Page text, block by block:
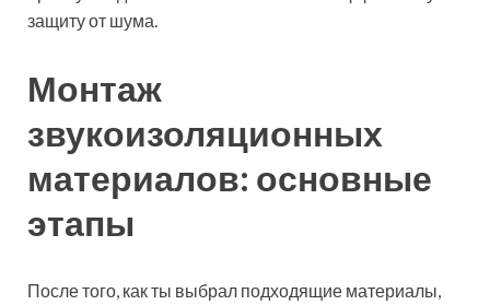
защиту от шума.
Монтаж
звукоизоляционных
материалов: основные
этапы
После того, как ты выбрал подходящие материалы,